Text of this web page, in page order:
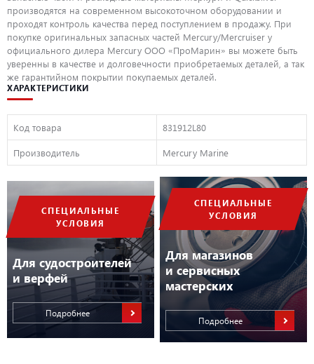
СПЕЦИАЛЬНЫЕ
УСЛОВИЯ
Для судостроителей
и верфей
Подробнее
СПЕЦИАЛЬНЫЕ
УСЛОВИЯ
Для магазинов
и сервисных
мастерских
Подробнее
производятся на современном высокоточном оборудовании и
проходят контроль качества перед поступлением в продажу. При
покупке оригинальных запасных частей Mercury/Mercruiser у
официального дилера Mercury ООО «ПроМарин» вы можете быть
уверенны в качестве и долговечности приобретаемых деталей, а так
же гарантийном покрытии покупаемых деталей.
ХАРАКТЕРИСТИКИ
Код товара 831912L80
Производитель Mercury Marine